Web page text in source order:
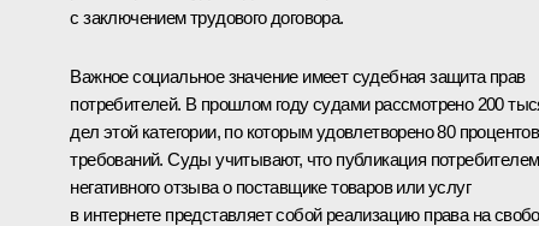
с заключением трудового договора.
Важное социальное значение имеет судебная защита прав
потребителей. В прошлом году судами рассмотрено 200
дел этой категории, по которым удовлетворено 80 процентов
требований. Суды учитывают, что публикация потребителем
негативного отзыва о поставщике товаров или услуг
в интернете представляет собой реализацию права на